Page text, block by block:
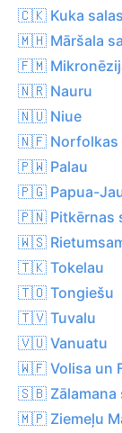
🇨🇰 Kuka salas
🇲🇭 Māršala
🇫🇲
🇳🇷 Nauru
🇳🇺 Niue
🇳🇫 Norfolkas
🇵🇼 Palau
🇵🇬 Papua-
🇵🇳 Pitkērnas
🇼🇸
🇹🇰 Tokelau
🇹🇴 Tongiešu
🇹🇻 Tuvalu
🇻🇺 Vanuatu
🇼🇫 Volisa un
🇸🇧 Zālamana
🇲🇵 Ziemeļu